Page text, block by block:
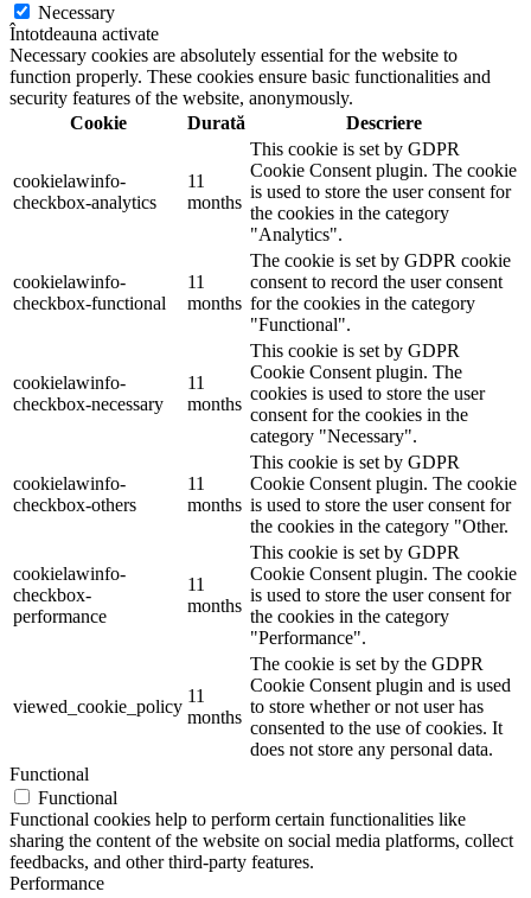
Necessary
Întotdeauna activate
Necessary cookies are absolutely essential for the website to
function properly. These cookies ensure basic functionalities and
security features of the website, anonymously.
Cookie
Durată Descriere
cookielawinfo-
checkbox-analytics
11
months
This cookie is set by GDPR
Cookie Consent plugin. The cookie
is used to store the user consent for
the cookies in the category
"Analytics".
cookielawinfo-
checkbox-functional
11
months
The cookie is set by GDPR cookie
consent to record the user consent
for the cookies in the category
"Functional".
cookielawinfo-
checkbox-necessary
11
months
This cookie is set by GDPR
Cookie Consent plugin. The
cookies is used to store the user
consent for the cookies in the
category "Necessary".
cookielawinfo-
checkbox-others
11
months
This cookie is set by GDPR
Cookie Consent plugin. The cookie
is used to store the user consent for
the cookies in the category "Other.
cookielawinfo-
checkbox-
performance
11
months
This cookie is set by GDPR
Cookie Consent plugin. The cookie
is used to store the user consent for
the cookies in the category
"Performance".
viewed_cookie_policy
11
months
The cookie is set by the GDPR
Cookie Consent plugin and is used
to store whether or not user has
consented to the use of cookies. It
does not store any personal data.
Functional
Functional
Functional cookies help to perform certain functionalities like
sharing the content of the website on social media platforms, collect
feedbacks, and other third-party features.
Performance